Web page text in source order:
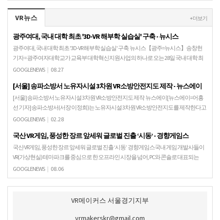
VR뉴스 + 더보기
광주여대, 국내 대학 최초 '3D-VR 해부학 실습실' 구축 - 뉴시스
광주여대, 국내 대학 최초 '3D-VR 해부학 실습실' 구축 뉴시스【광주=뉴시스】송창헌
기자 = 광주여자대학교가 교육부 대학혁신지원사업의 하나로 오는 28일 국내 대학 최
초 해부학 3D-VR실습실을 비롯한 8곳의 …
GOOGLENEWS | 08.27
[서울] 송파소방서 노유자시설 3차원 VR소방안전지도 제작 - 뉴스에이
[서울] 송파소방서 노유자시설 3차원 VR소방안전지도 제작 뉴스에이[뉴스에이=어흥
선 기자] 송파소방서(서장 이정희)는 노유자시설 3차원 VR소방안전지도를 제작한다고
밝혔다. 현재 재난현장 출동시 소방관들이 사용하는…
GOOGLENEWS | 02.28
국산 VR게임, 풍성한 장르 앞세워 글로벌 진출 ‘시동’ - 경향게임스
국산 VR게임, 풍성한 장르 앞세워 글로벌 진출 ‘시동’ 경향게임스국내 게임 개발사들이
VR(가상현실) 테마파크를 중심으로 한 오프라인 시장을 넘어, PC와 콘솔로 대표되는
BTB VR시장으로 활동영역을 넓히고 있…
GOOGLENEWS | 08.06
VR메이커스 서울경기지부
vrmakerskr@gmail.com